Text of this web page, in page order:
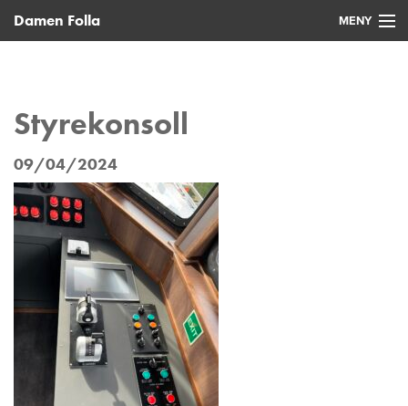
Damen Folla MENY
Brukte fartøy
Service
Nyheter
Styrekonsoll
09/04/2024